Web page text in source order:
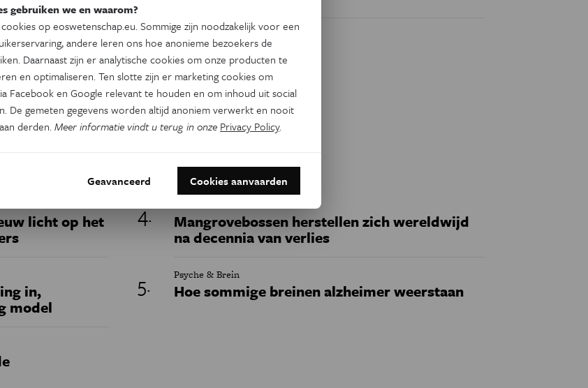
Dit artikel delen op:
Facebook Twitter Linkedin
licht op het
in,
model
Mangrovebossen herstellen zich wereldwijd
na decennia van verlies
Psyche & Brein
Hoe sommige breinen alzheimer weerstaan
gebruiken we en waarom?
op eoswetenschap.eu. Sommige zijn noodzakelijk voor een
andere leren ons hoe anonieme bezoekers de
Daarnaast zijn er analytische cookies om onze producten te
en optimaliseren. Ten slotte zijn er marketing cookies om
Facebook en Google relevant te houden en om inhoud uit social
De gemeten gegevens worden altijd anoniem verwerkt en nooit
derden.Meer informatie vindt u terug in onze Privacy Policy.
Geavanceerd Cookies aanvaarden